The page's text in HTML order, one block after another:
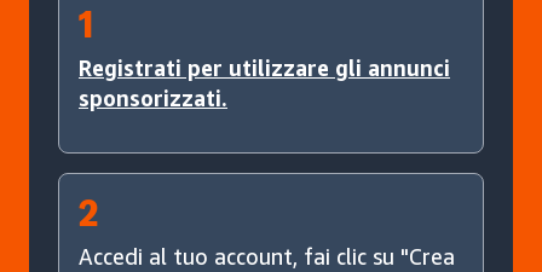
1
Registrati per utilizzare gli annunci
sponsorizzati.
2
Accedi al tuo account, fai clic su "Crea